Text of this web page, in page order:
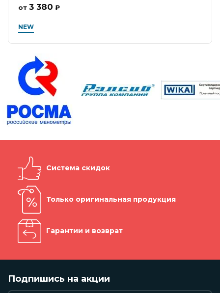
NEW
от 3 380 ₽
Система скидок
Только оригинальная продукция
Гарантии и возврат
Подпишись на акции